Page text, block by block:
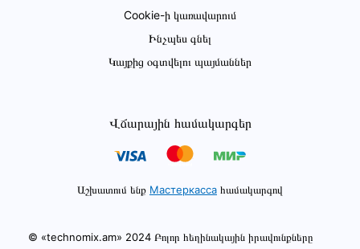
Cookie-ի կառավարում
Ինչպես գնել
Կայքից օգտվելու պայմաններ
Վճարային համակարգեր
Աշխատում ենք Мастеркасса համակարգով
© «technomix.am» 2024 Բոլոր հեղինակային իրավունքները